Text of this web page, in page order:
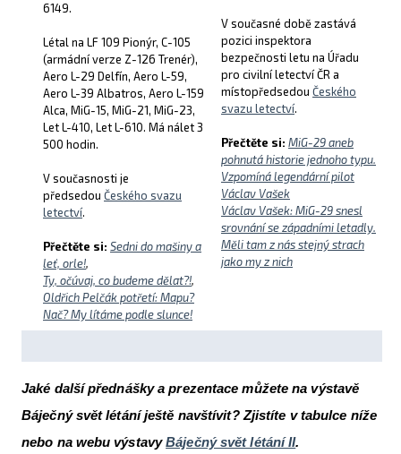
6149.
Létal na LF 109 Pionýr, C-105
(armádní verze Z-126 Trenér),
Aero L-29 Delfín, Aero L-59,
Aero L-39 Albatros, Aero L-159
Alca, MiG-15, MiG-21, MiG-23,
Let L-410, Let L-610. Má nálet 3
500 hodin.
V současnosti je
předsedou Českého svazu
letectví.
Přečtěte si: Sedni do mašiny a
leť, orle!,
Ty, očúvaj, co budeme dělat?!,
Oldřich Pelčák potřetí: Mapu?
Nač? My lítáme podle slunce!
V současné době zastává
pozici inspektora
bezpečnosti letu na Úřadu
pro civilní letectví ČR a
místopředsedou Českého
svazu letectví.
Přečtěte si: MiG-29 aneb
pohnutá historie jednoho typu.
Vzpomíná legendární pilot
Václav Vašek
Václav Vašek: MiG-29 snesl
srovnání se západními letadly.
Měli tam z nás stejný strach
jako my z nich
Jaké další přednášky a prezentace můžete na výstavě
Báječný svět létání ještě navštívit? Zjistíte v tabulce níže
nebo na webu výstavyBáječný svět létání II.